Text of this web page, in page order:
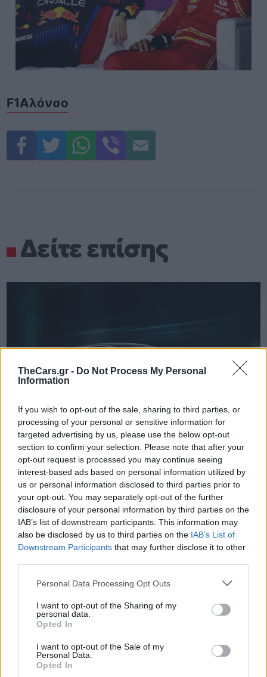
TheCars.gr - Do Not Process My Personal
Information
If you wish to opt-out of the sale, sharing to third parties, or
processing of your personal or sensitive information for
targeted advertising by us, please use the below opt-out
section to confirm your selection. Please note that after your
opt-out request is processed you may continue seeing
interest-based ads based on personal information utilized by
us or personal information disclosed to third parties prior to
your opt-out. You may separately opt-out of the further
disclosure of your personal information by third parties on the
IAB’s list of downstream participants. This information may
also be disclosed by us to third parties on the IAB’s List of
Downstream Participants that may further disclose it to other
Personal Data Processing Opt Outs
I want to opt-out of the Sharing of my
personal data.
Opted In
I want to opt-out of the Sale of my
Personal Data.
Opted In
F1Αλόνσο
Δείτε επίσης
TheCars.gr 19/02/2026 18:00
Δοκιμάζουμε το οικογενειακό
ηλεκτρικό Omoda 5